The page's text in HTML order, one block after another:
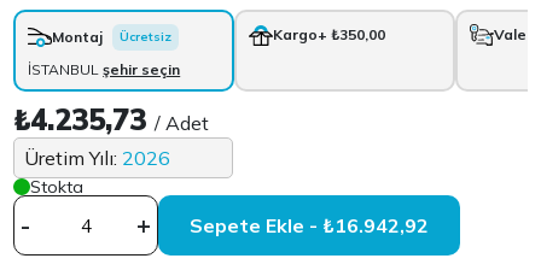
Montaj Ücretsiz
İSTANBULşehir seçin
Kargo+ ₺350,00 Vale
₺4.235,73/ Adet
Üretim Yılı: 2026
Stokta
- + Sepete Ekle - ₺16.942,92